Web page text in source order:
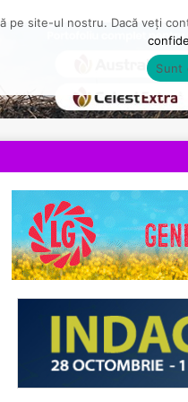
pe site-ul nostru. Dacă veți
Sunt